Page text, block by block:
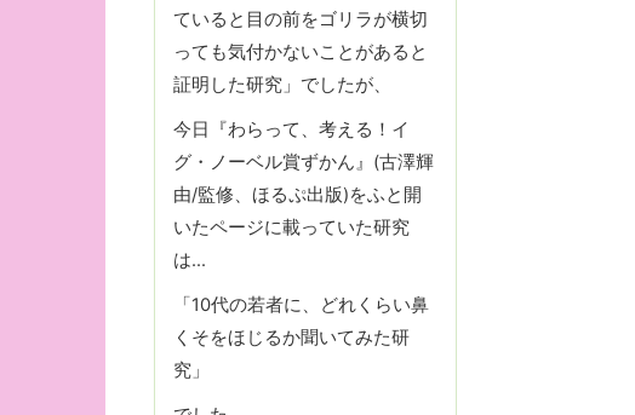
ていると目の前をゴリラが横切
っても気付かないことがあると
証明した研究」でしたが、
今日『わらって、考える！イ
グ・ノーベル賞ずかん』(古澤輝
由/監修、ほるぷ出版)をふと開
いたページに載っていた研究
は…
「10代の若者に、どれくらい鼻
くそをほじるか聞いてみた研
究」